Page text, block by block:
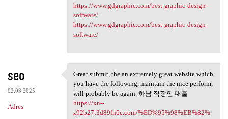
https://www.gdgraphic.com/best-graphic-design-
software/
https://www.gdgraphic.com/best-graphic-design-
software/
seo
02.03.2025
Adres
Great submit, the an
Great submit, the an extremely great website which
you have the following, maintain the nice perform,
will probably be again. 하남 직장인 대출
https://xn--
z92b27t3d89fn6e.com/%ED%95%98%EB%82%